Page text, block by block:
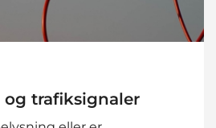
trafiksignaler